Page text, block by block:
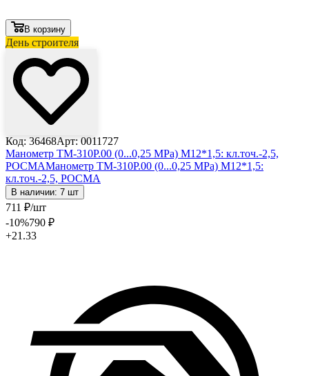
В корзину
День строителя
Код: 36468Арт: 0011727
Манометр ТМ-310Р.00 (0...0,25 МРа) М12*1,5: кл.точ.-2,5,
РОСМАМанометр ТМ-310Р.00 (0...0,25 МРа) М12*1,5:
кл.точ.-2,5, РОСМА
В наличии: 7 шт
711 ₽/шт
-10%790 ₽
+21.33